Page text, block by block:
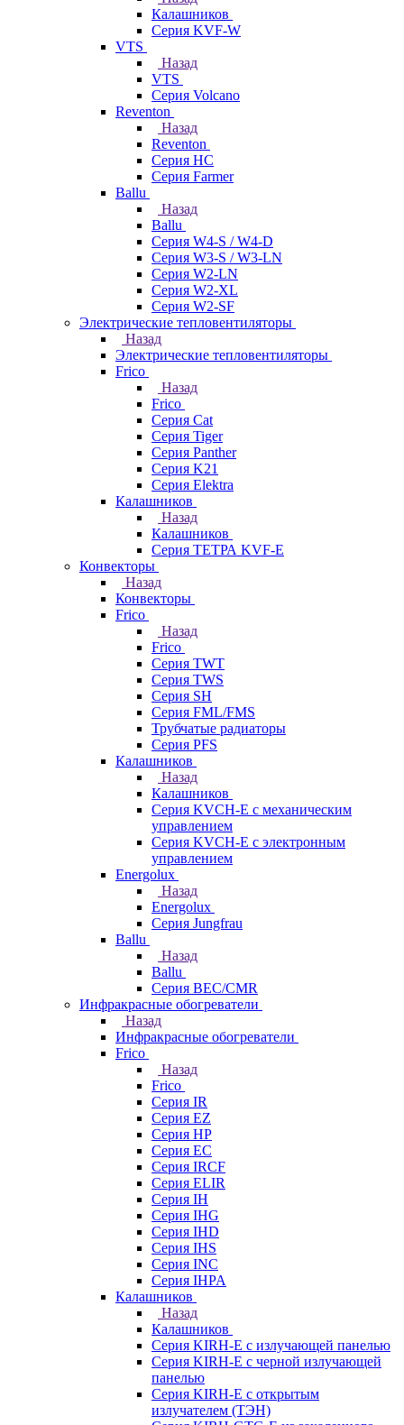
Калашников
Серия KVF-W
VTS
Назад
VTS
Серия Volcano
Reventon
Назад
Reventon
Серия HC
Серия Farmer
Ballu
Назад
Ballu
Серия W4-S / W4-D
Серия W3-S / W3-LN
Серия W2-LN
Серия W2-XL
Серия W2-SF
Электрические тепловентиляторы
Назад
Электрические тепловентиляторы
Frico
Назад
Frico
Серия Cat
Серия Tiger
Серия Panther
Серия K21
Серия Elektra
Калашников
Назад
Калашников
Серия ТЕТРА KVF-E
Конвекторы
Назад
Конвекторы
Frico
Назад
Frico
Серия TWT
Серия TWS
Серия SH
Серия FML/FMS
Трубчатые радиаторы
Серия PFS
Калашников
Назад
Калашников
Серия KVCH-E с механическим
управлением
Серия KVCH-E с электронным
управлением
Energolux
Назад
Energolux
Серия Jungfrau
Ballu
Назад
Ballu
Серия BEC/CMR
Инфракрасные обогреватели
Назад
Инфракрасные обогреватели
Frico
Назад
Frico
Серия IR
Серия EZ
Серия HP
Серия EC
Серия IRCF
Серия ELIR
Серия IH
Серия IHG
Серия IHD
Серия IHS
Серия INC
Серия IHPA
Калашников
Назад
Калашников
Серия KIRH-E с излучающей панелью
Серия KIRH-E с черной излучающей
панелью
Серия KIRH-E с открытым
излучателем (ТЭН)